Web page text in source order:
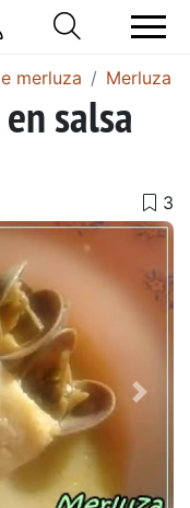
merluza Merluza
salsa